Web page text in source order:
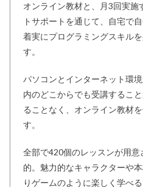
オンライン教材と、月3回実施
トサポートを通じて、自宅で
着実にプログラミングスキル
す。
パソコンとインターネット環
内のどこからでも受講するこ
ることなく、オンライン教材
す。
全部で420個のレッスンが用
的。魅力的なキャラクターや
りゲームのように楽しく学べる